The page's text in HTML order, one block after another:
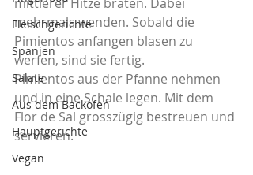
Fleischgerichte
Spanien
Salate
Aus dem Backofen
Hauptgerichte
Vegan
mehrmals wenden. Sobald die
Pimientos anfangen blasen zu
werfen, sind sie fertig.
Pimientos aus der Pfanne nehmen
und in eine Schale legen. Mit dem
Flor de Sal grosszügig bestreuen und
servieren.